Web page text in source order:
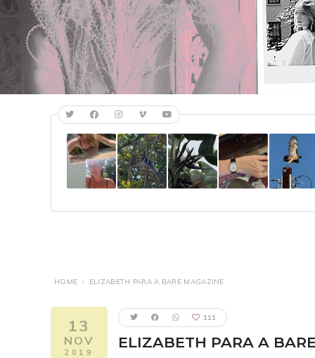
HOME › ELIZABETH PARA A BARE MAGAZINE
13
NOV
2019
111
ELIZABETH PARA A